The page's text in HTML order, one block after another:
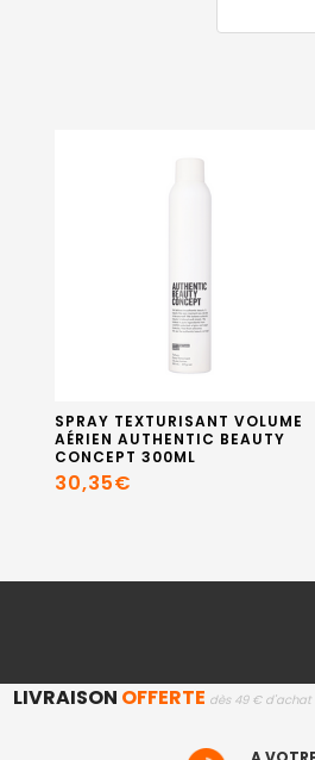
SPRAY TEXTURISANT VOLUME
AÉRIEN AUTHENTIC BEAUTY
CONCEPT 300ML
30,35€
LIVRAISON OFFERTE dès 49 € d'achat